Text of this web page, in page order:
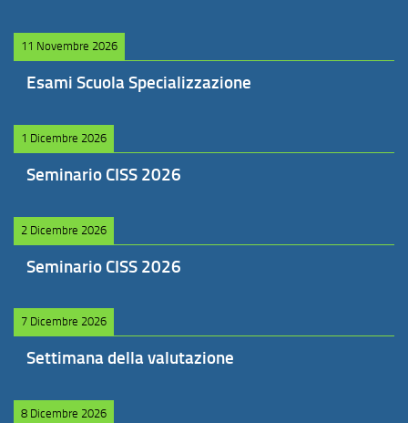
11 Novembre 2026
Esami Scuola Specializzazione
1 Dicembre 2026
Seminario CISS 2026
2 Dicembre 2026
Seminario CISS 2026
7 Dicembre 2026
Settimana della valutazione
8 Dicembre 2026